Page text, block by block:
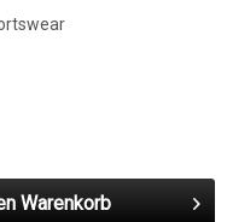
Warenkorb